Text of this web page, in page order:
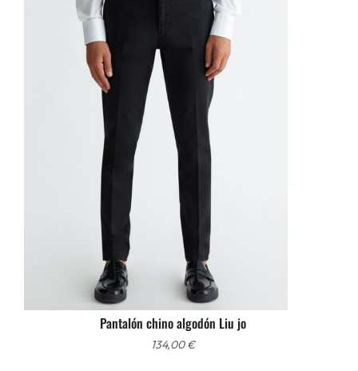
Pantalón chino algodón Liu jo
134,00€